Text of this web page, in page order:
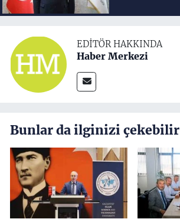
EDITÖR HAKKINDA
Haber Merkezi
Bunlar da ilginizi çekebilir